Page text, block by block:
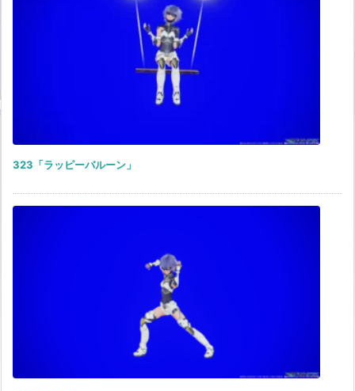
323「ラッピーバルーン」